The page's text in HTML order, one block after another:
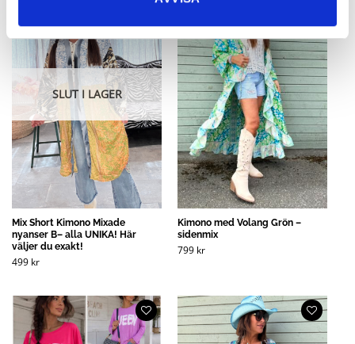
SLUT I LAGER
Mix Short Kimono Mixade
nyanser B– alla UNIKA! Här
väljer du exakt!
499 kr
Kimono med Volang Grön –
sidenmix
799 kr